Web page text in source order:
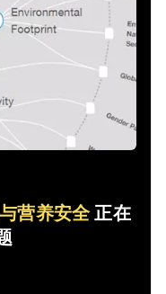
营养安全正在